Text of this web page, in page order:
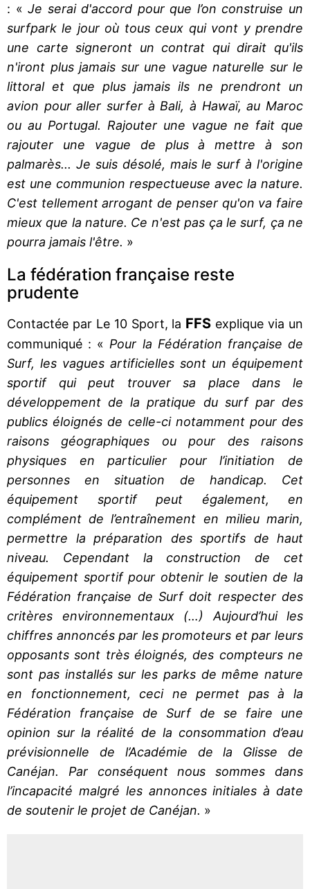
: «Je serai d'accord pour que l’on construise un
surfpark le jour où tous ceux qui vont y prendre
une carte signeront un contrat qui dirait qu'ils
n'iront plus jamais sur une vague naturelle sur le
littoral et que plus jamais ils ne prendront un
avion pour aller surfer à Bali, à Hawaï, au Maroc
ou au Portugal. Rajouter une vague ne fait que
rajouter une vague de plus à mettre à son
palmarès... Je suis désolé, mais le surf à l'origine
est une communion respectueuse avec la nature.
C'est tellement arrogant de penser qu'on va faire
mieux que la nature. Ce n'est pas ça le surf, ça ne
pourra jamais l'être. »
La fédération française reste
prudente
Contactée par Le 10 Sport, la FFS explique via un
communiqué : « Pour la Fédération française de
Surf, les vagues artificielles sont un équipement
sportif qui peut trouver sa place dans le
développement de la pratique du surf par des
publics éloignés de celle-ci notamment pour des
raisons géographiques ou pour des raisons
physiques en particulier pour l’initiation de
personnes en situation de handicap. Cet
équipement sportif peut également, en
complément de l’entraînement en milieu marin,
permettre la préparation des sportifs de haut
niveau. Cependant la construction de cet
équipement sportif pour obtenir le soutien de la
Fédération française de Surf doit respecter des
critères environnementaux (…) Aujourd’hui les
chiffres annoncés par les promoteurs et par leurs
opposants sont très éloignés, des compteurs ne
sont pas installés sur les parks de même nature
en fonctionnement, ceci ne permet pas à la
Fédération française de Surf de se faire une
opinion sur la réalité de la consommation d’eau
prévisionnelle de l’Académie de la Glisse de
Canéjan. Par conséquent nous sommes dans
l’incapacité malgré les annonces initiales à date
de soutenir le projet de Canéjan. »